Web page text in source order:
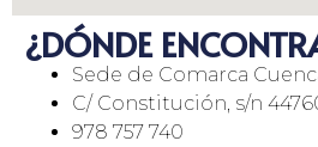
¿DÓNDE
Sede de Comarca
C/ Constitución, s/n
978 757 740